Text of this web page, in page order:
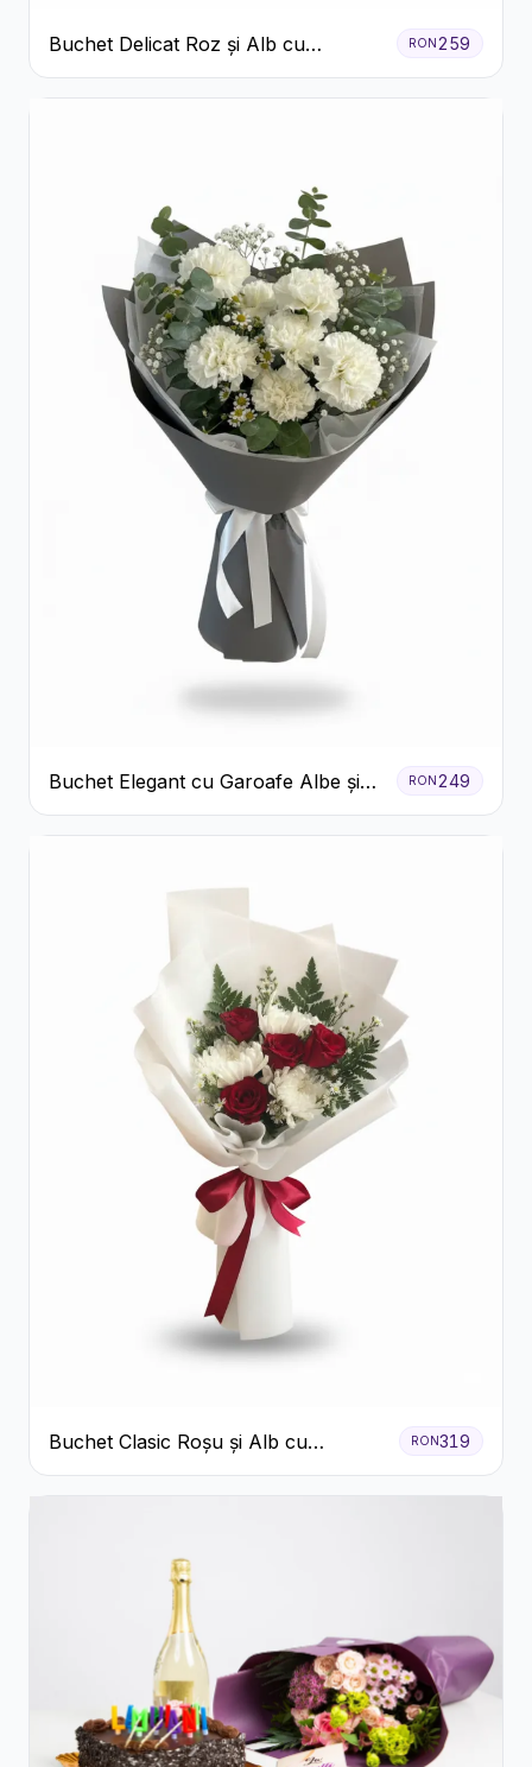
Buchet Delicat Roz și Alb cu
Trandafiri și Lisianthus
RON 259
Buchet Elegant cu Garoafe Albe și
Eucalipt
RON 249
Buchet Clasic Roșu și Alb cu
Crizanteme
RON319